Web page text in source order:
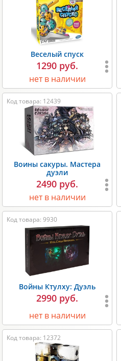
Веселый спуск
1290 руб.
нет в наличии
Код товара: 12439
Воины сакуры. Мастера
дуэли
2490 руб.
нет в наличии
Код товара: 9930
Войны Ктулху: Дуэль
2990 руб.
нет в наличии
Код товара: 12372